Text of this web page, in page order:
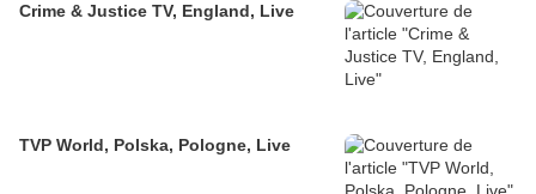
Crime & Justice TV, England, Live
TVP World, Polska, Pologne, Live